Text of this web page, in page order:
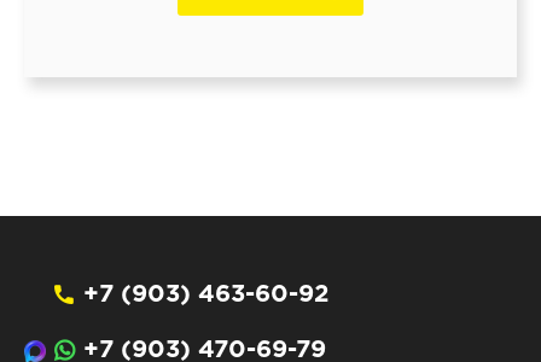
+7 (903) 463-60-92
+7 (903) 470-69-79